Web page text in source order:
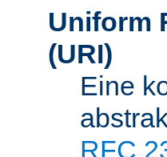
Uniform
(URI)
Eine
RFC